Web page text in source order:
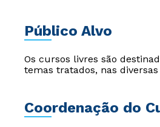
Público Alvo
Os cursos livres são
temas tratados, nas
Coordenação do